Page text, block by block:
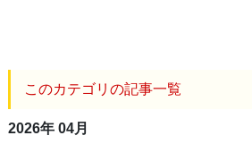
このカテゴリの記事一覧
2026年 04月